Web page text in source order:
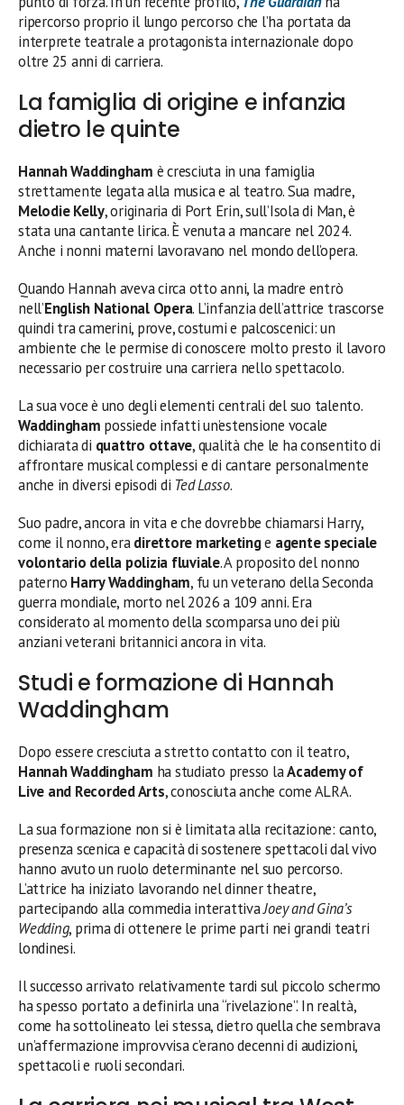
ripercorso proprio il lungo percorso che l’ha portata da
interprete teatrale a protagonista internazionale dopo
oltre 25 anni di carriera.
La famiglia di origine e infanzia
dietro le quinte
Hannah Waddingham è cresciuta in una famiglia
strettamente legata alla musica e al teatro. Sua madre,
Melodie Kelly, originaria di Port Erin, sull’Isola di Man, è
stata una cantante lirica. È venuta a mancare nel 2024.
Anche i nonni materni lavoravano nel mondo dell’opera.
Quando Hannah aveva circa otto anni, la madre entrò
nell’English National Opera. L’infanzia dell’attrice trascorse
quindi tra camerini, prove, costumi e palcoscenici: un
ambiente che le permise di conoscere molto presto il lavoro
necessario per costruire una carriera nello spettacolo.
La sua voce è uno degli elementi centrali del suo talento.
Waddingham possiede infatti un’estensione vocale
dichiarata di quattro ottave, qualità che le ha consentito di
affrontare musical complessi e di cantare personalmente
anche in diversi episodi di Ted Lasso.
Suo padre, ancora in vita e che dovrebbe chiamarsi Harry,
come il nonno, eradirettore marketinge agente speciale
volontario della polizia fluviale. A proposito del nonno
paterno Harry Waddingham, fu un veterano della Seconda
guerra mondiale, morto nel 2026 a 109 anni. Era
considerato al momento della scomparsa uno dei più
anziani veterani britannici ancora in vita.
Studi e formazione di Hannah
Waddingham
Dopo essere cresciuta a stretto contatto con il teatro,
Hannah Waddingham ha studiato presso laAcademy of
Live and Recorded Arts, conosciuta anche come ALRA.
La sua formazione non si è limitata alla recitazione: canto,
presenza scenica e capacità di sostenere spettacoli dal vivo
hanno avuto un ruolo determinante nel suo percorso.
L’attrice ha iniziato lavorando nel dinner theatre,
partecipando alla commedia interattivaJoey and Gina’s
Wedding, prima di ottenere le prime parti nei grandi teatri
londinesi.
Il successo arrivato relativamente tardi sul piccolo schermo
ha spesso portato a definirla una “rivelazione”. In realtà,
come ha sottolineato lei stessa, dietro quella che sembrava
un’affermazione improvvisa c’erano decenni di audizioni,
spettacoli e ruoli secondari.